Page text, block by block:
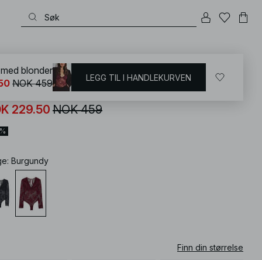
body med blonder
229.50 NOK 459
: Burgundy
Finn din størrelse
blonder
NOK 459 LEGG TIL I HANDLEKURVEN